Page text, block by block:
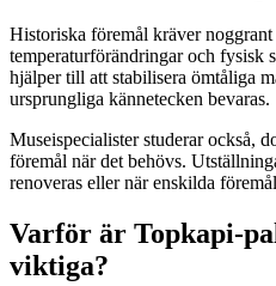
Historiska föremål kräver
temperaturförändringar och fysisk
hjälper till att stabilisera ömtåliga
ursprungliga kännetecken bevaras.
Museispecialister studerar också,
föremål när det behövs.
renoveras eller när enskilda
Varför är Topkapi-
viktiga?